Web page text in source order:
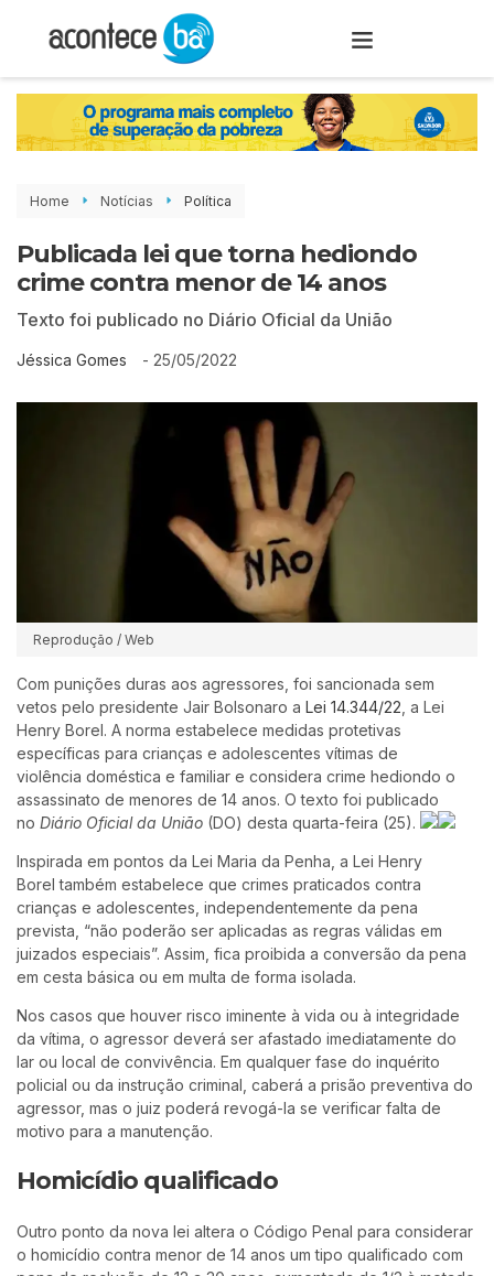
Home Notícias Política
Publicada lei que torna hediondo
crime contra menor de 14 anos
Texto foi publicado no Diário Oficial da União
Jéssica Gomes - 25/05/2022
Reprodução / Web
Com punições duras aos agressores, foi sancionada sem
vetos pelo presidente Jair Bolsonaro a Lei 14.344/22 , a Lei
Henry Borel. A norma estabelece medidas protetivas
específicas para crianças e adolescentes vítimas de
violência doméstica e familiar e considera crime hediondo o
assassinato de menores de 14 anos. O texto foi publicado
no Diário Oficial da União (DO) desta quarta-feira (25).
Inspirada em pontos da Lei Maria da Penha, a Lei Henry
Borel também estabelece que crimes praticados contra
crianças e adolescentes, independentemente da pena
prevista, “não poderão ser aplicadas as regras válidas em
juizados especiais”. Assim, fica proibida a conversão da pena
em cesta básica ou em multa de forma isolada.
Nos casos que houver risco iminente à vida ou à integridade
da vítima, o agressor deverá ser afastado imediatamente do
lar ou local de convivência. Em qualquer fase do inquérito
policial ou da instrução criminal, caberá a prisão preventiva do
agressor, mas o juiz poderá revogá-la se verificar falta de
motivo para a manutenção.
Homicídio qualificado
Outro ponto da nova lei altera o Código Penal para considerar
o homicídio contra menor de 14 anos um tipo qualificado com